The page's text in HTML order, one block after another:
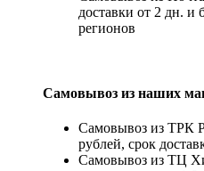
доставки от 2 дн. и
регионов
Самовывоз из наших
Самовывоз из ТРК
рублей, срок
Самовывоз из ТЦ